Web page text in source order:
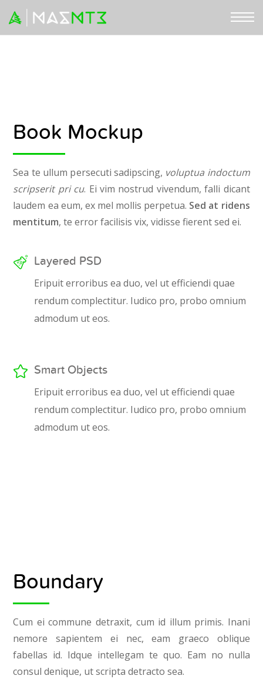
Book Mockup
Sea te ullum persecuti sadipscing, voluptua indoctum
scripserit pri cu. Ei vim nostrud vivendum, falli dicant
laudem ea eum, ex mel mollis perpetua. Sed at ridens
mentitum, te error facilisis vix, vidisse fierent sed ei.
Layered PSD
Eripuit erroribus ea duo, vel ut efficiendi quae
rendum complectitur. Iudico pro, probo omnium
admodum ut eos.
Smart Objects
Eripuit erroribus ea duo, vel ut efficiendi quae
rendum complectitur. Iudico pro, probo omnium
admodum ut eos.
Boundary
Cum ei commune detraxit, cum id illum primis. Inani
nemore sapientem ei nec, eam graeco oblique
fabellas id. Idque intellegam te quo. Eam no nulla
consul denique, ut scripta detracto sea.